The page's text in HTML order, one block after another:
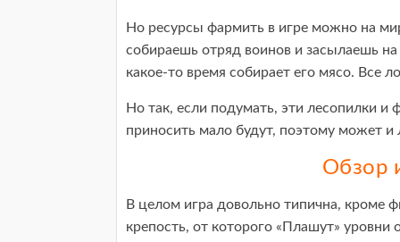
Но ресурсы фармить в игре можно на
собираешь отряд воинов и засылаешь
какое-то время собирает его мясо. Все
Но так, если подумать, эти лесопилки и
приносить мало будут, поэтому может и
Обзор
В целом игра довольно типична, кроме
крепость, от которого «Плашут» уровни